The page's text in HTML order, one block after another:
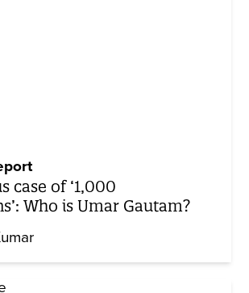
case of ‘1,000
Who is Umar Gautam?